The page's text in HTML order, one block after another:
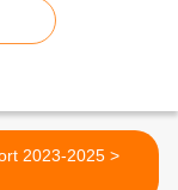
Rapport 2023-2025 >